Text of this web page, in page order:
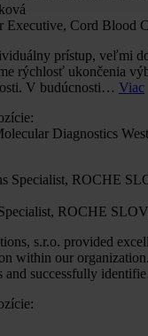
Executive, Cord Blood
prístup, veľmi
rýchlosť ukončenia
V budúcnosti… Viac
Diagnostics
ROCHE
s.r.o. provided
within our
and successfully